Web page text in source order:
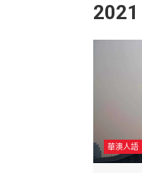
2021
華澳人語